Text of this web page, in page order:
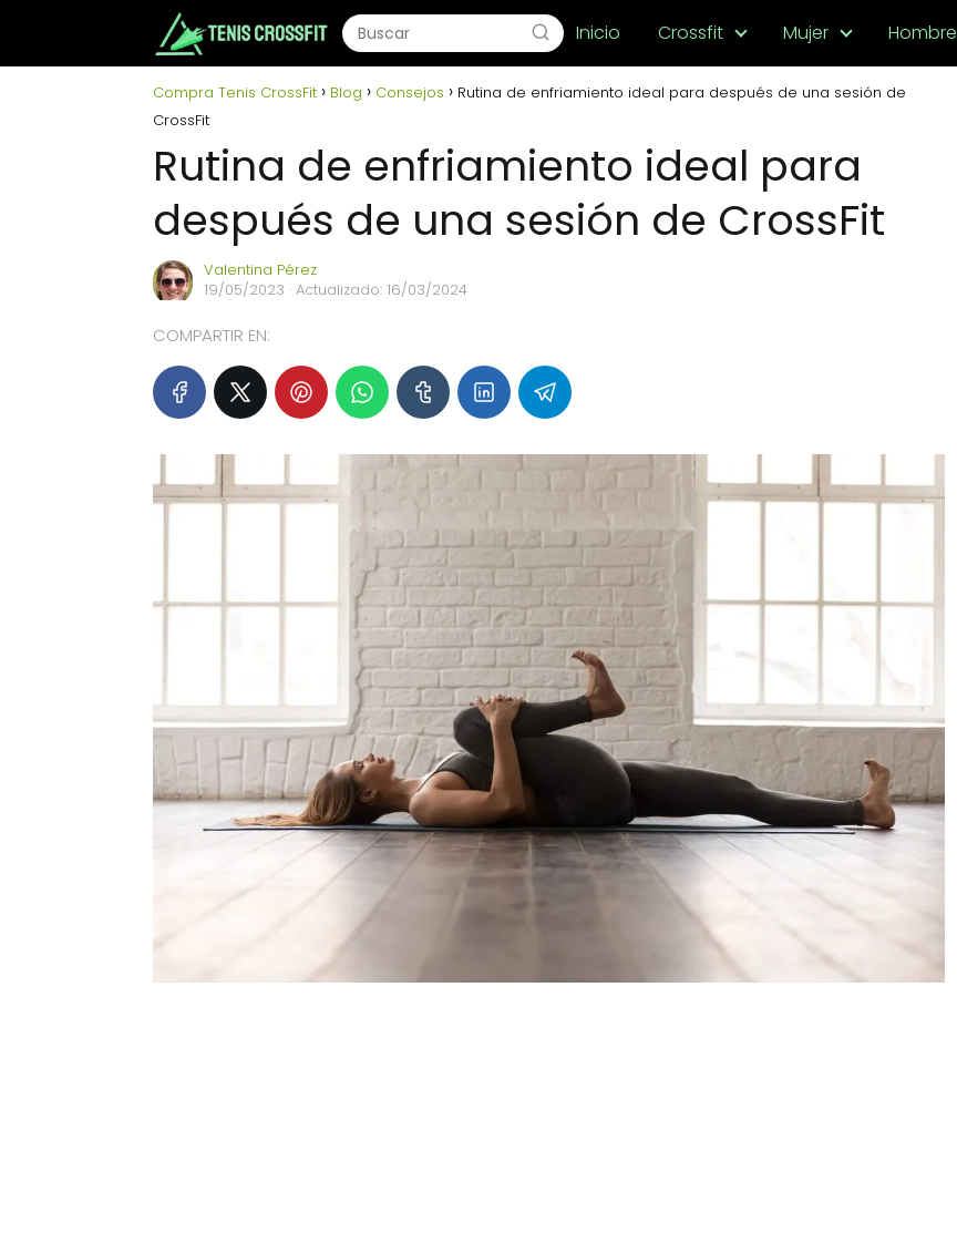
Inicio Crossfit Mujer Hombre
Compra Tenis CrossFit Blog Consejos
Rutina de enfriamiento ideal para después de una sesión de
CrossFit
Rutina de enfriamiento ideal para
después de una sesión de CrossFit
Valentina Pérez
19/05/2023 · Actualizado: 16/03/2024
COMPARTIR EN: